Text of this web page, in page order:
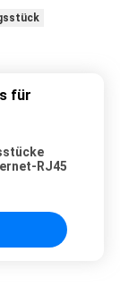
für
RJ45